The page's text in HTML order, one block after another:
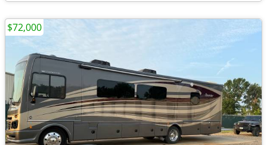
$72,000